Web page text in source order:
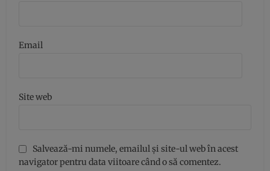
Email
Site web
Salvează-mi numele, emailul și site-ul web în acest
navigator pentru data viitoare când o să comentez.